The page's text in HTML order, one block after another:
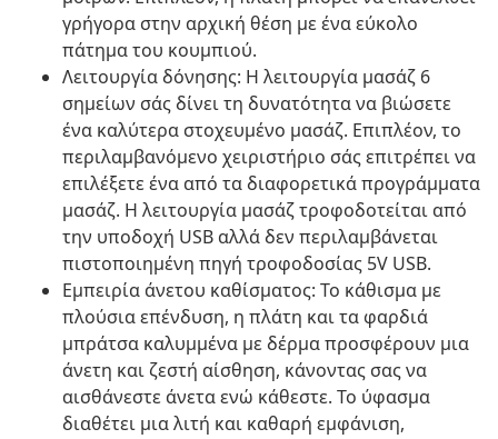
γρήγορα στην αρχική θέση με ένα εύκολο
πάτημα του κουμπιού.
Λειτουργία δόνησης: Η λειτουργία μασάζ 6
σημείων σάς δίνει τη δυνατότητα να βιώσετε
ένα καλύτερα στοχευμένο μασάζ. Επιπλέον, το
περιλαμβανόμενο χειριστήριο σάς επιτρέπει να
επιλέξετε ένα από τα διαφορετικά προγράμματα
μασάζ. Η λειτουργία μασάζ τροφοδοτείται από
την υποδοχή USB αλλά δεν περιλαμβάνεται
πιστοποιημένη πηγή τροφοδοσίας 5V USB.
Εμπειρία άνετου καθίσματος: Το κάθισμα με
πλούσια επένδυση, η πλάτη και τα φαρδιά
μπράτσα καλυμμένα με δέρμα προσφέρουν μια
άνετη και ζεστή αίσθηση, κάνοντας σας να
αισθάνεστε άνετα ενώ κάθεστε. Το ύφασμα
διαθέτει μια λιτή και καθαρή εμφάνιση,